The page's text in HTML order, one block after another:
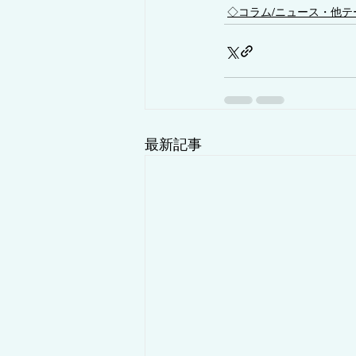
◇コラム/ニュース・他テ
最新記事